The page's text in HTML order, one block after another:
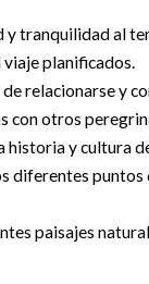
y tranquilidad al
planificados.
relacionarse y
con otros
historia y cultura
diferentes puntos
paisajes